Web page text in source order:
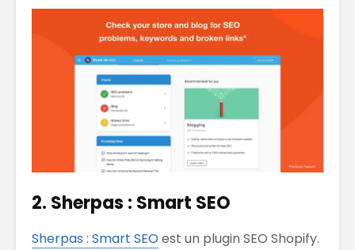
2. Sherpas : Smart SEO
Sherpas : Smart SEOest un plugin SEO Shopify.